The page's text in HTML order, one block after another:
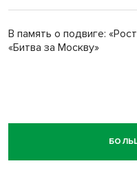
В память о подвиге:
«Битва за Москву»